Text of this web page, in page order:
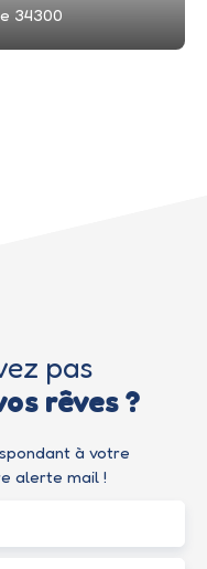
34300
pas
rêves ?
à votre
alerte mail !